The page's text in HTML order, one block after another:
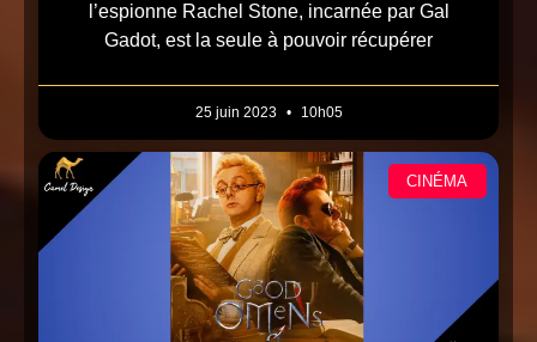
l’espionne Rachel Stone, incarnée par Gal
Gadot, est la seule à pouvoir récupérer
25 juin 2023 10h05
CINÉMA